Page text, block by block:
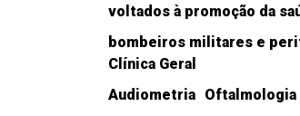
voltados à promoção da
bombeiros militares e
Clínica Geral
Audiometria Oftalmologia